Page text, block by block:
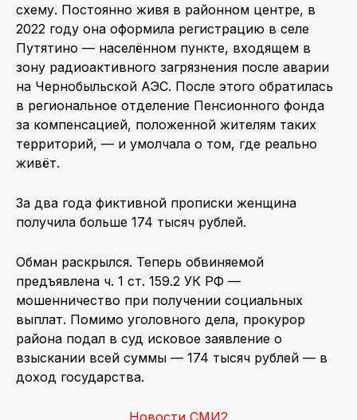
схему. Постоянно живя в районном центре, в
2022 году она оформила регистрацию в селе
Путятино — населённом пункте, входящем в
зону радиоактивного загрязнения после аварии
на Чернобыльской АЭС. После этого обратилась
в региональное отделение Пенсионного фонда
за компенсацией, положенной жителям таких
территорий, — и умолчала о том, где реально
живёт.
За два года фиктивной прописки женщина
получила больше 174 тысяч рублей.
Обман раскрылся. Теперь обвиняемой
предъявлена ч. 1 ст. 159.2 УК РФ —
мошенничество при получении социальных
выплат. Помимо уголовного дела, прокурор
района подал в суд исковое заявление о
взыскании всей суммы — 174 тысяч рублей — в
доход государства.